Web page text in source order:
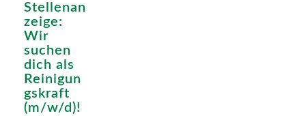
Stellenan
zeige:
Wir
suchen
dich als
Reinigun
gskraft
(m/w/d)!